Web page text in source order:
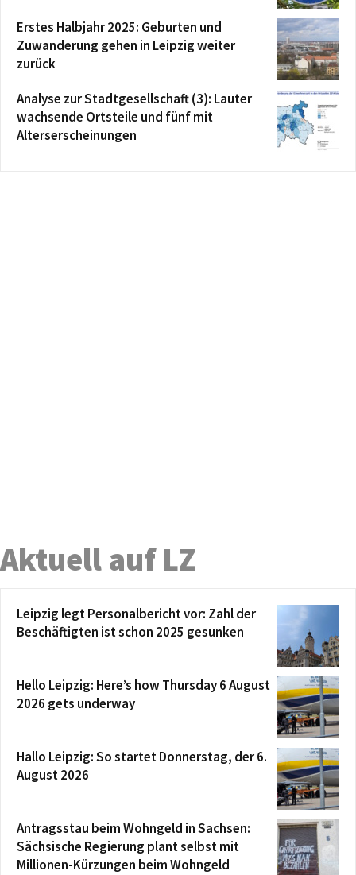
Erstes Halbjahr 2025: Geburten und
Zuwanderung gehen in Leipzig weiter
zurück
Analyse zur Stadtgesellschaft (3): Lauter
wachsende Ortsteile und fünf mit
Alterserscheinungen
Aktuell auf LZ
Leipzig legt Personalbericht vor: Zahl der
Beschäftigten ist schon 2025 gesunken
Hello Leipzig: Here’s how Thursday 6 August
2026 gets underway
Hallo Leipzig: So startet Donnerstag, der 6.
August 2026
Antragsstau beim Wohngeld in Sachsen:
Sächsische Regierung plant selbst mit
Millionen-Kürzungen beim Wohngeld